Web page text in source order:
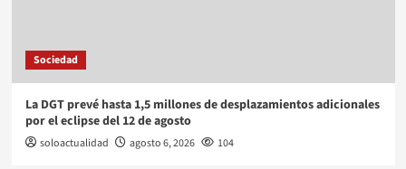
Sociedad
La DGT prevé hasta 1,5 millones de desplazamientos adicionales
por el eclipse del 12 de agosto
soloactualidad agosto 6, 2026 104